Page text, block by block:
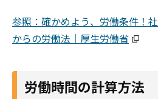
参照：確かめよう、労働条件！
からの労働法｜厚生労働省
労働時間の計算方法